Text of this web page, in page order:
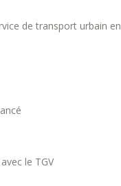
de transport urbain en
le TGV